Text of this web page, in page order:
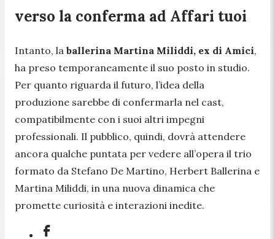
verso la conferma ad Affari tuoi
Intanto, la ballerina Martina Miliddi, ex di Amici,
ha preso temporaneamente il suo posto in studio.
Per quanto riguarda il futuro, l’idea della
produzione sarebbe di confermarla nel cast,
compatibilmente con i suoi altri impegni
professionali. Il pubblico, quindi, dovrà attendere
ancora qualche puntata per vedere all’opera il trio
formato da Stefano De Martino, Herbert Ballerina e
Martina Miliddi, in una nuova dinamica che
promette curiosità e interazioni inedite.